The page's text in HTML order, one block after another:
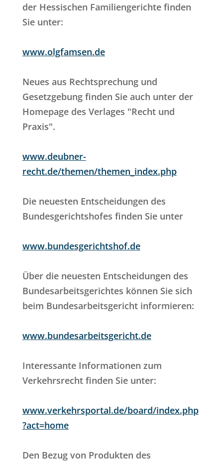
der Hessischen Familiengerichte finden
Sie unter:
www.olgfamsen.de
Neues aus Rechtsprechung und
Gesetzgebung finden Sie auch unter der
Homepage des Verlages "Recht und
Praxis".
www.deubner-
recht.de/themen/themen_index.php
Die neuesten Entscheidungen des
Bundesgerichtshofes finden Sie unter
www.bundesgerichtshof.de
Über die neuesten Entscheidungen des
Bundesarbeitsgerichtes können Sie sich
beim Bundesarbeitsgericht informieren:
www.bundesarbeitsgericht.de
Interessante Informationen zum
Verkehrsrecht finden Sie unter:
www.verkehrsportal.de/board/index.php
?act=home
Den Bezug von Produkten des